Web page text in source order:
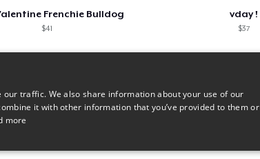
Frenchie Bulldog
$41
vday !
$37
traffic. We also share information about your use of our
it with other information that you’ve provided to them or
more